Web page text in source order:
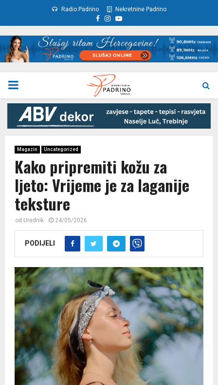
Radio Padrino Nekretnine Padrino
Facebook
Instagram
Youtube
PRIMARY
MENU
Magazin Uncategorized
Kako pripremiti kožu za
ljeto: Vrijeme je za laganije
teksture
od Urednik 24/05/2026
PODIJELI